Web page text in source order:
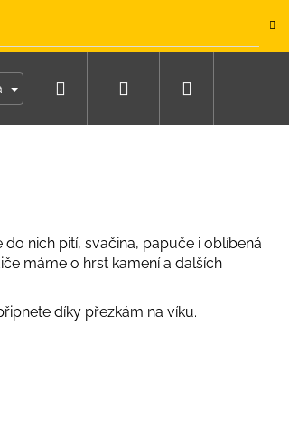
Hledat Přihlášení
nich pití, svačina, papuče i oblíbená
máme o hrst kamení a dalších
díky přezkám na víku.